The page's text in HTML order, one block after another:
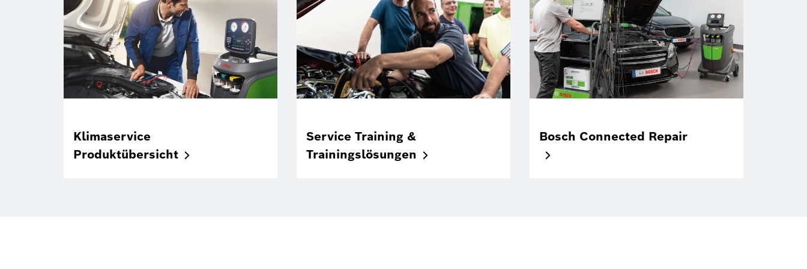
Klimaservice
Produktübersicht
Service Training &
Trainingslösungen
Bosch Connected Repair